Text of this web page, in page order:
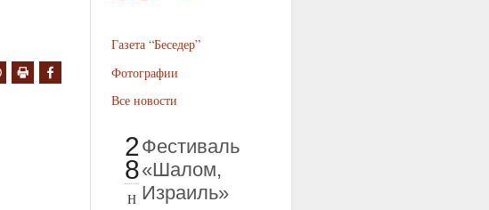
Газета “Беседер”
Фотографии
Все новости
2
8
Н
Фестиваль
«Шалом,
Израиль»